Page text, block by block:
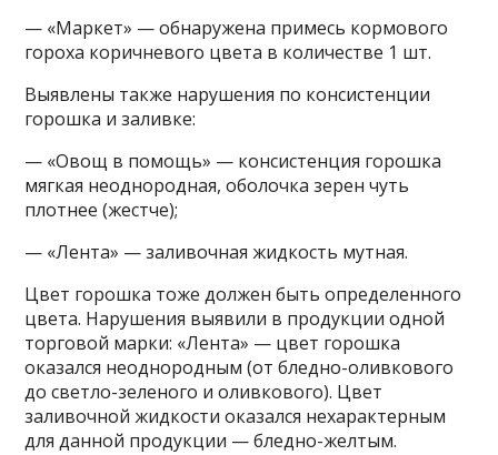
— «Маркет» — обнаружена примесь кормового
гороха коричневого цвета в количестве 1 шт.
Выявлены также нарушения по консистенции
горошка и заливке:
— «Овощ в помощь» — консистенция горошка
мягкая неоднородная, оболочка зерен чуть
плотнее (жестче);
— «Лента» — заливочная жидкость мутная.
Цвет горошка тоже должен быть определенного
цвета. Нарушения выявили в продукции одной
торговой марки: «Лента» — цвет горошка
оказался неоднородным (от бледно-оливкового
до светло-зеленого и оливкового). Цвет
заливочной жидкости оказался нехарактерным
для данной продукции — бледно-желтым.